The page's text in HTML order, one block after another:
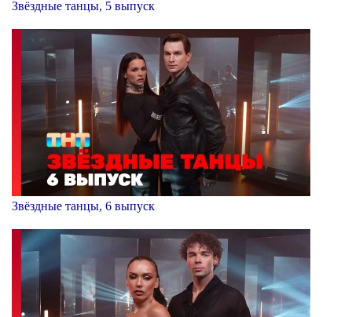
Звёздные танцы, 5 выпуск
Звёздные танцы, 6 выпуск